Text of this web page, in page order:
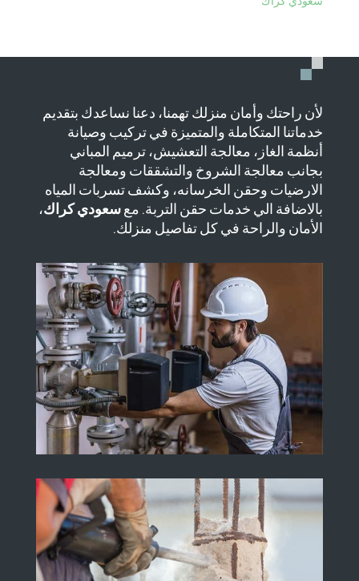
لأن راحتك وأمان منزلك تهمنا، دعنا نساعدك بتقديم
خدماتنا المتكاملة والمتميزة في تركيب وصيانة
أنظمة الغاز، معالجة التعشيش، ترميم المباني
بجانب معالجة الشروخ والتشققات ومعالجة
الارضيات وحقن الخرسانه، وكشف تسربات المياه
بالاضافة الي خدمات حقن التربة. مع سعودي كراك،
الأمان والراحة في كل تفاصيل منزلك.